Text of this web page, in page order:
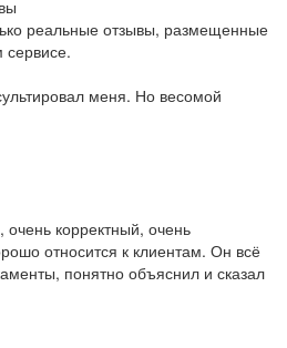
реальные отзывы, размещенные
меня. Но весомой
корректный, очень
относится к клиентам. Он всё
понятно объяснил и сказал